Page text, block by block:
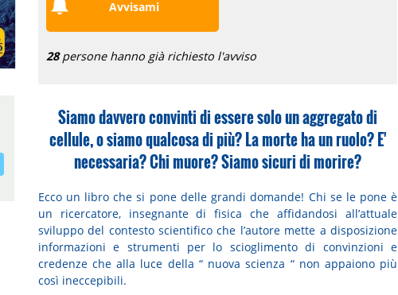
Avvisami
28persone hanno già richiesto l'avviso
Siamo davvero convinti di essere solo un aggregato di
cellule, o siamo qualcosa di più? La morte ha un ruolo? E'
necessaria? Chi muore? Siamo sicuri di morire?
Ecco un libro che si pone delle grandi domande! Chi se le pone è
un ricercatore, insegnante di fisica che affidandosi all’attuale
sviluppo del contesto scientifico che l’autore mette a disposizione
informazioni e strumenti per lo scioglimento di convinzioni e
credenze che alla luce della “ nuova scienza “ non appaiono più
così ineccepibili.